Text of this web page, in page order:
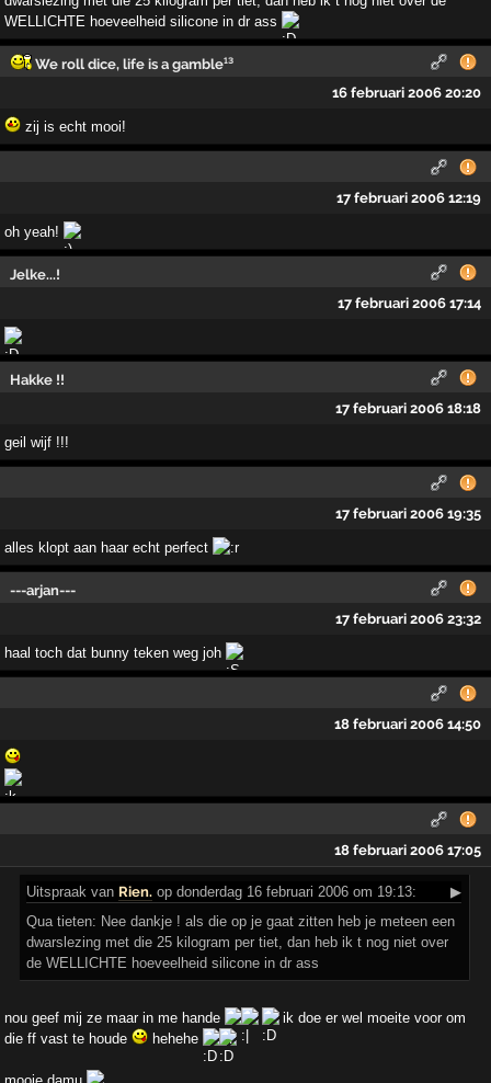
WELLICHTE hoeveelheid silicone in dr ass
We roll dice, life is a gamble¹³
16 februari 2006 20:20
zij is echt mooi!
17 februari 2006 12:19
oh yeah!
Jelke...!
17 februari 2006 17:14
Hakke !!
17 februari 2006 18:18
geil wijf !!!
17 februari 2006 19:35
alles klopt aan haar echt perfect
---arjan---
17 februari 2006 23:32
haal toch dat bunny teken weg joh
18 februari 2006 14:50
18 februari 2006 17:05
Uitspraak van Rien. op donderdag 16 februari 2006 om 19:13:
▶
Qua tieten: Nee dankje ! als die op je gaat zitten heb je meteen een
dwarslezing met die 25 kilogram per tiet, dan heb ik t nog niet over
de WELLICHTE hoeveelheid silicone in dr ass
nou geef mij ze maar in me hande
ik doe er wel moeite voor om
die ff vast te houde
hehehe